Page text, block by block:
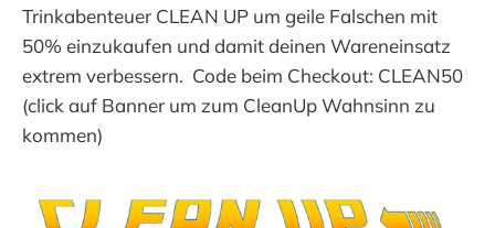
Trinkabenteuer CLEAN UP um geile Falschen mit
50% einzukaufen und damit deinen Wareneinsatz
extrem verbessern. Code beim Checkout: CLEAN50
(click auf Banner um zum CleanUp Wahnsinn zu
kommen)